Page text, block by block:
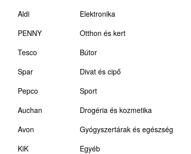
Aldi
PENNY
Tesco
Spar
Pepco
Auchan
Avon
KiK
Elektronika
Otthon és kert
Bútor
Divat és cipő
Sport
Drogéria és kozmetika
Gyógyszertárak és egészség
Egyéb